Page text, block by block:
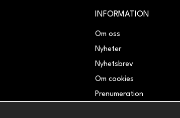
INFORMATION
Om oss
Nyheter
Nyhetsbrev
Om cookies
Prenumeration